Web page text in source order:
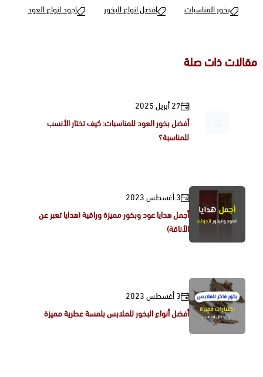
بخور المناسبات
افضل انواع البخور اجود انواع العود
مقالات ذات صلة
27 أبريل 2025
أفضل بخور العود للمناسبات: كيف تختار الأنسب
للمناسبة؟
3 أغسطس 2023
أجمل هدايا عود وبخور مميزة وراقية (هدايا تعبر عن
الأناقة)
3 أغسطس 2023
أفضل أنواع البخور للملابس بلمسة عطرية مميزة